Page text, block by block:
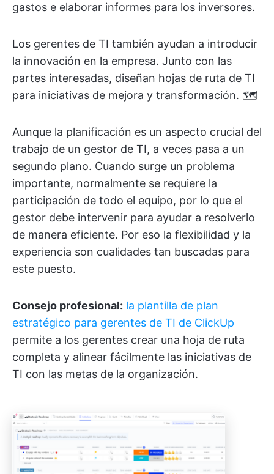
gastos e elaborar informes para los inversores.
Los gerentes de TI también ayudan a introducir
la innovación en la empresa. Junto con las
partes interesadas, diseñan hojas de ruta de TI
para iniciativas de mejora y transformación. 🗺️
Aunque la planificación es un aspecto crucial del
trabajo de un gestor de TI, a veces pasa a un
segundo plano. Cuando surge un problema
importante, normalmente se requiere la
participación de todo el equipo, por lo que el
gestor debe intervenir para ayudar a resolverlo
de manera eficiente. Por eso la flexibilidad y la
experiencia son cualidades tan buscadas para
este puesto.
Consejo profesional: la plantilla de plan
estratégico para gerentes de TI de ClickUp
permite a los gerentes crear una hoja de ruta
completa y alinear fácilmente las iniciativas de
TI con las metas de la organización.